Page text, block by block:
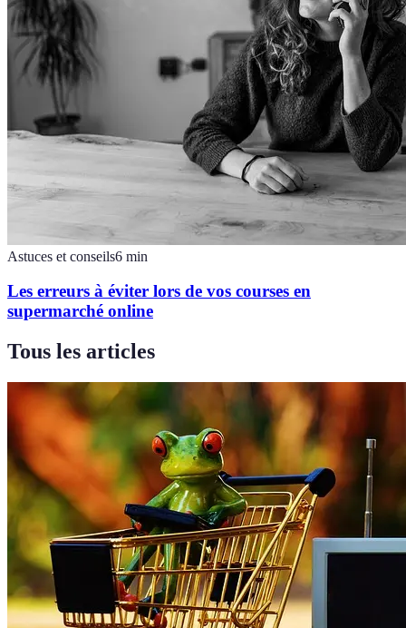
Astuces et conseils6 min
Les erreurs à éviter lors de vos courses en
supermarché online
Tous les articles